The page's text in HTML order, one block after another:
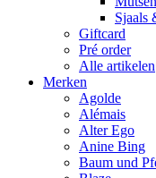
Sjaals
Giftcard
Pré order
Alle artikelen
Merken
Agolde
Alémais
Alter Ego
Anine Bing
Baum und